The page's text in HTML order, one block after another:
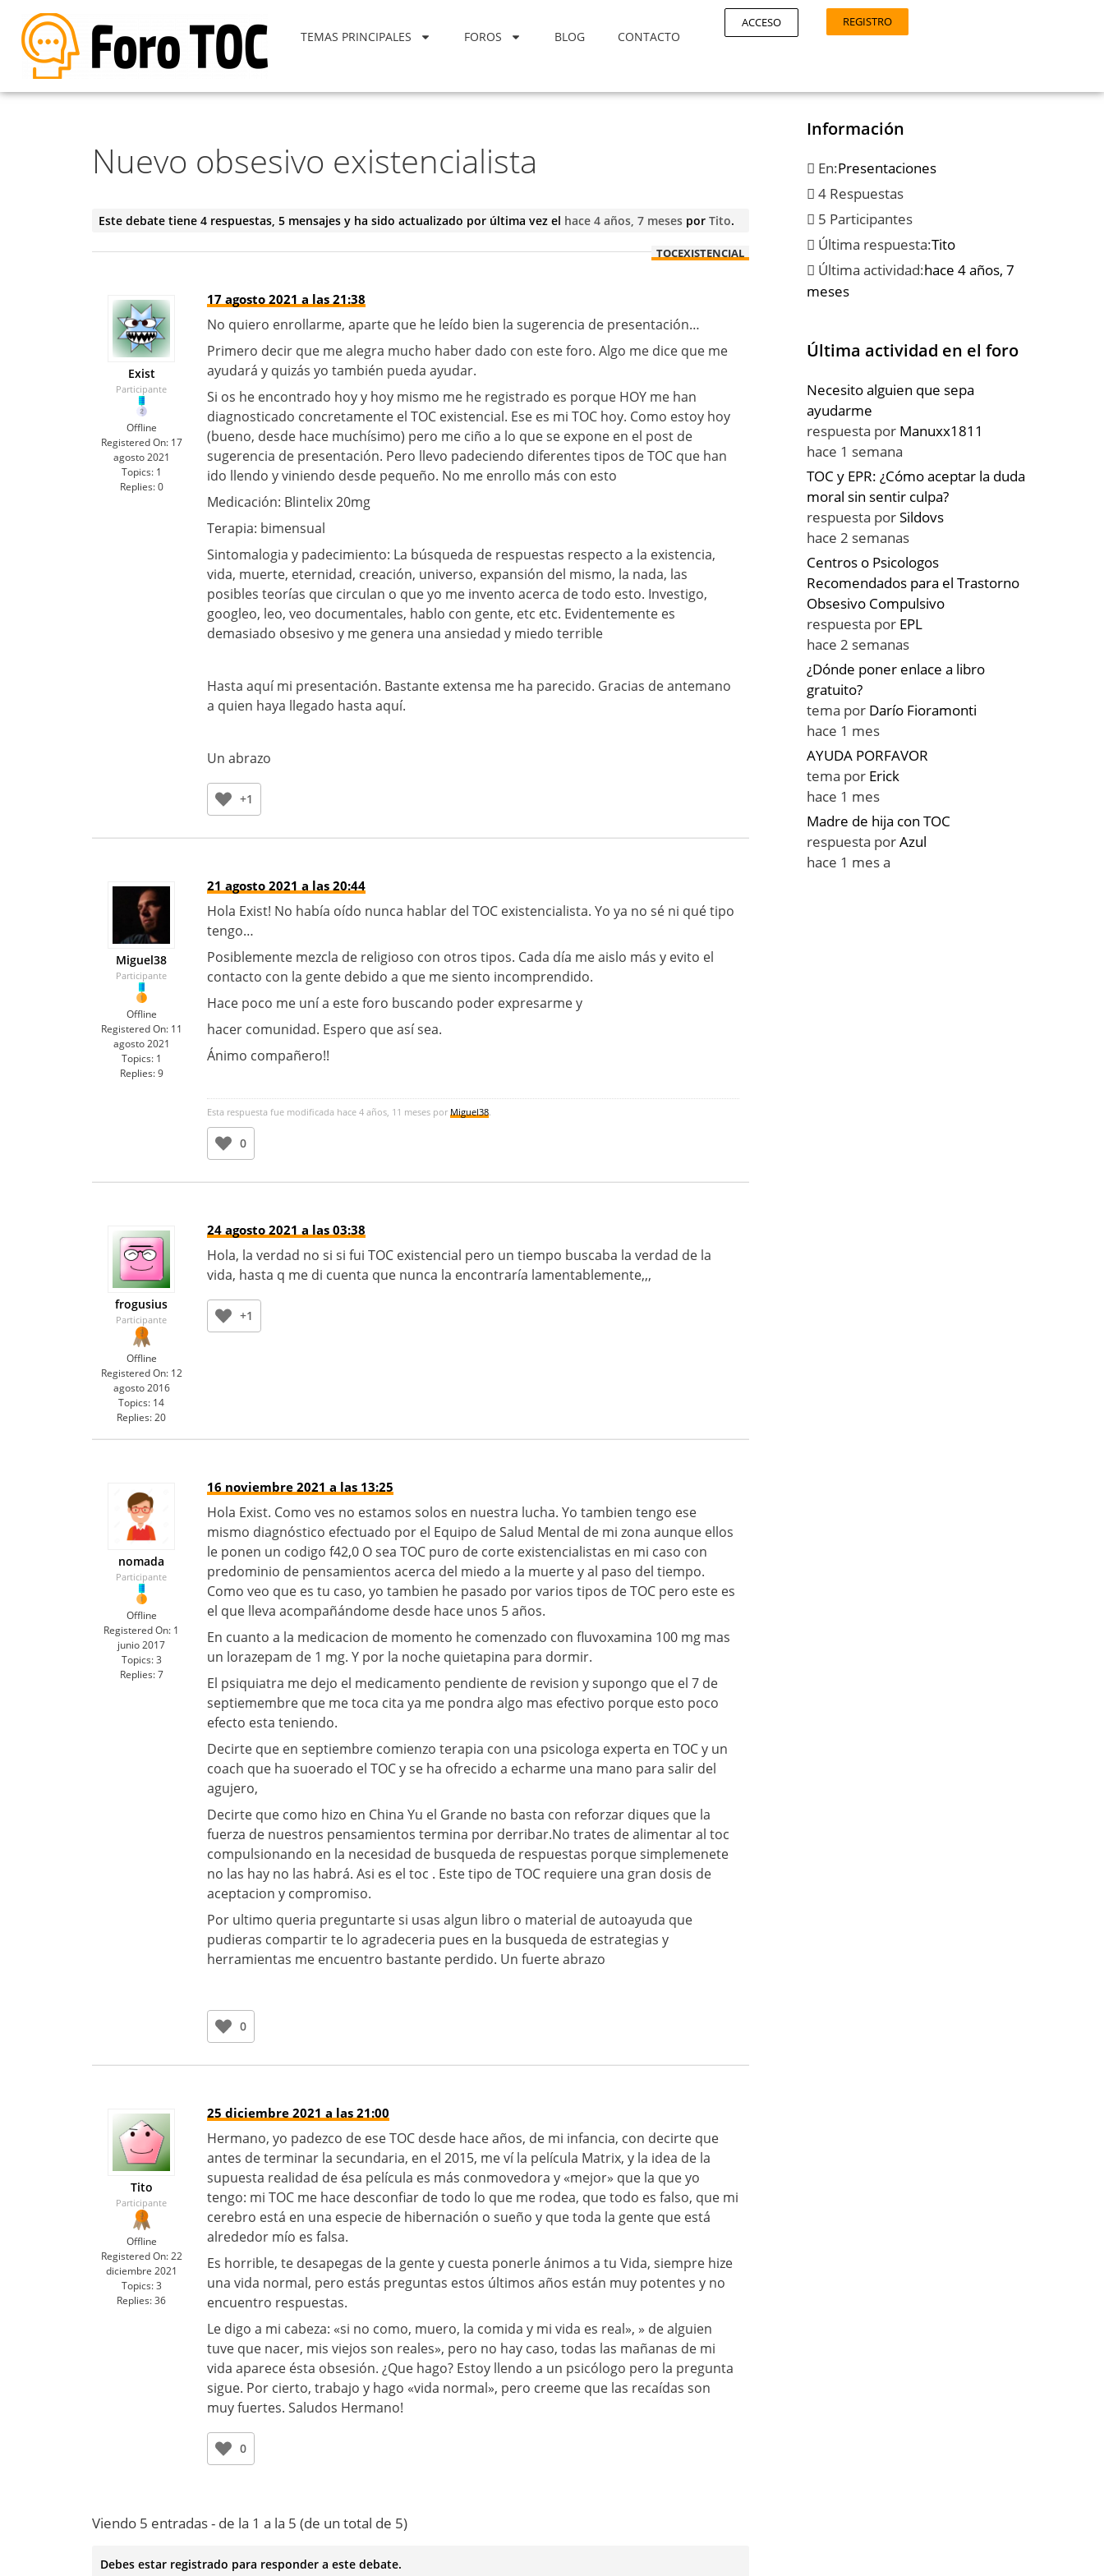
TEMAS PRINCIPALES FOROS BLOG CONTACTO
ACCESO REGISTRO
Nuevo obsesivo existencialista
Este debate tiene 4 respuestas, 5 mensajes y ha sido actualizado por última vez el hace 4 años, 7 meses por Tito.
TOCEXISTENCIAL
Exist
Participante
Offline
Registered On: 17
agosto 2021
Topics: 1
Replies: 0
17 agosto 2021 a las 21:38
No quiero enrollarme, aparte que he leído bien la sugerencia de presentación…
Primero decir que me alegra mucho haber dado con este foro. Algo me dice que me
ayudará y quizás yo también pueda ayudar.
Si os he encontrado hoy y hoy mismo me he registrado es porque HOY me han
diagnosticado concretamente el TOC existencial. Ese es mi TOC hoy. Como estoy hoy
(bueno, desde hace muchísimo) pero me ciño a lo que se expone en el post de
sugerencia de presentación. Pero llevo padeciendo diferentes tipos de TOC que han
ido llendo y viniendo desde pequeño. No me enrollo más con esto
Medicación: Blintelix 20mg
Terapia: bimensual
Sintomalogia y padecimiento: La búsqueda de respuestas respecto a la existencia,
vida, muerte, eternidad, creación, universo, expansión del mismo, la nada, las
posibles teorías que circulan o que yo me invento acerca de todo esto. Investigo,
googleo, leo, veo documentales, hablo con gente, etc etc. Evidentemente es
demasiado obsesivo y me genera una ansiedad y miedo terrible
Hasta aquí mi presentación. Bastante extensa me ha parecido. Gracias de antemano
a quien haya llegado hasta aquí.
Un abrazo
+1
Miguel38
Participante
Offline
Registered On: 11
agosto 2021
Topics: 1
Replies: 9
21 agosto 2021 a las 20:44
Hola Exist! No había oído nunca hablar del TOC existencialista. Yo ya no sé ni qué tipo
tengo…
Posiblemente mezcla de religioso con otros tipos. Cada día me aislo más y evito el
contacto con la gente debido a que me siento incomprendido.
Hace poco me uní a este foro buscando poder expresarme y
hacer comunidad. Espero que así sea.
Ánimo compañero!!
Esta respuesta fue modificada hace 4 años, 11 meses por Miguel38.
0
frogusius
Participante
Offline
Registered On: 12
agosto 2016
Topics: 14
Replies:20
24 agosto 2021 a las 03:38
Hola, la verdad no si si fui TOC existencial pero un tiempo buscaba la verdad de la
vida, hasta q me di cuenta que nunca la encontraría lamentablemente,,,
+1
nomada
Participante
Offline
Registered On: 1
junio 2017
Topics: 3
Replies: 7
16 noviembre 2021 a las 13:25
Hola Exist. Como ves no estamos solos en nuestra lucha. Yo tambien tengo ese
mismo diagnóstico efectuado por el Equipo de Salud Mental de mi zona aunque ellos
le ponen un codigo f42,0 O sea TOC puro de corte existencialistas en mi caso con
predominio de pensamientos acerca del miedo a la muerte y al paso del tiempo.
Como veo que es tu caso, yo tambien he pasado por varios tipos de TOC pero este es
el que lleva acompañándome desde hace unos 5 años.
En cuanto a la medicacion de momento he comenzado con fluvoxamina 100 mg mas
un lorazepam de 1 mg. Y por la noche quietapina para dormir.
El psiquiatra me dejo el medicamento pendiente de revision y supongo que el 7 de
septiemembre que me toca cita ya me pondra algo mas efectivo porque esto poco
efecto esta teniendo.
Decirte que en septiembre comienzo terapia con una psicologa experta en TOC y un
coach que ha suoerado el TOC y se ha ofrecido a echarme una mano para salir del
agujero,
Decirte que como hizo en China Yu el Grande no basta con reforzar diques que la
fuerza de nuestros pensamientos termina por derribar.No trates de alimentar al toc
compulsionando en la necesidad de busqueda de respuestas porque simplemenete
no las hay no las habrá. Asi es el toc . Este tipo de TOC requiere una gran dosis de
aceptacion y compromiso.
Por ultimo queria preguntarte si usas algun libro o material de autoayuda que
pudieras compartir te lo agradeceria pues en la busqueda de estrategias y
herramientas me encuentro bastante perdido. Un fuerte abrazo
0
Tito
Participante
Offline
Registered On: 22
diciembre 2021
Topics: 3
Replies:36
25 diciembre 2021 a las 21:00
Hermano, yo padezco de ese TOC desde hace años, de mi infancia, con decirte que
antes de terminar la secundaria, en el 2015, me ví la película Matrix, y la idea de la
supuesta realidad de ésa película es más conmovedora y «mejor» que la que yo
tengo: mi TOC me hace desconfiar de todo lo que me rodea, que todo es falso, que mi
cerebro está en una especie de hibernación o sueño y que toda la gente que está
alrededor mío es falsa.
Es horrible, te desapegas de la gente y cuesta ponerle ánimos a tu Vida, siempre hize
una vida normal, pero estás preguntas estos últimos años están muy potentes y no
encuentro respuestas.
Le digo a mi cabeza: «si no como, muero, la comida y mi vida es real», » de alguien
tuve que nacer, mis viejos son reales», pero no hay caso, todas las mañanas de mi
vida aparece ésta obsesión. ¿Que hago? Estoy llendo a un psicólogo pero la pregunta
sigue. Por cierto, trabajo y hago «vida normal», pero creeme que las recaídas son
muy fuertes. Saludos Hermano!
0
Viendo 5 entradas - de la 1 a la 5 (de un total de 5)
Debes estar registrado para responder a este debate.
Información
En:Presentaciones
4 Respuestas
5 Participantes
Última respuesta:Tito
Última actividad:hace 4 años, 7
meses
Última actividad en el foro
Necesito alguien que sepa
ayudarme
respuesta por Manuxx1811
hace 1 semana
TOC y EPR: ¿Cómo aceptar la duda
moral sin sentir culpa?
respuesta porSildovs
hace 2 semanas
Centros o Psicologos
Recomendados para el Trastorno
Obsesivo Compulsivo
respuesta por EPL
hace 2 semanas
¿Dónde poner enlace a libro
gratuito?
tema por Darío Fioramonti
hace 1 mes
AYUDA PORFAVOR
tema por Erick
hace 1 mes
Madre de hija con TOC
respuesta porAzul
hace 1 mes a